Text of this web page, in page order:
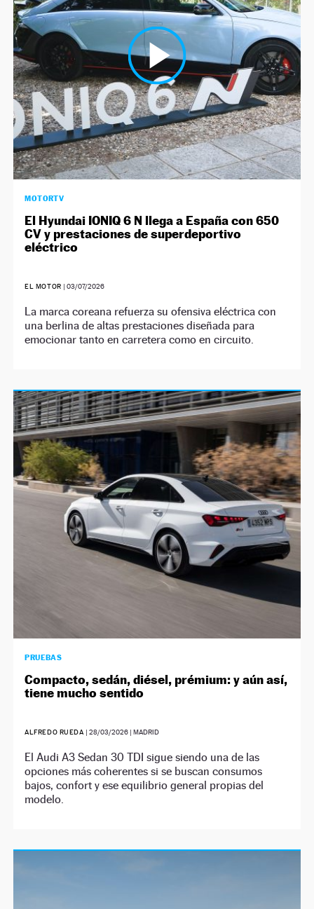
NEWSLETTER
SÍGUENOS
MOTORTV
El Hyundai IONIQ 6 N llega a España con 650
CV y prestaciones de superdeportivo
eléctrico
EL MOTOR | 03/07/2026
La marca coreana refuerza su ofensiva eléctrica con
una berlina de altas prestaciones diseñada para
emocionar tanto en carretera como en circuito.
PRUEBAS
Compacto, sedán, diésel, prémium: y aún así,
tiene mucho sentido
ALFREDO RUEDA | 28/03/2026| MADRID
El Audi A3 Sedan 30 TDI sigue siendo una de las
opciones más coherentes si se buscan consumos
bajos, confort y ese equilibrio general propias del
modelo.